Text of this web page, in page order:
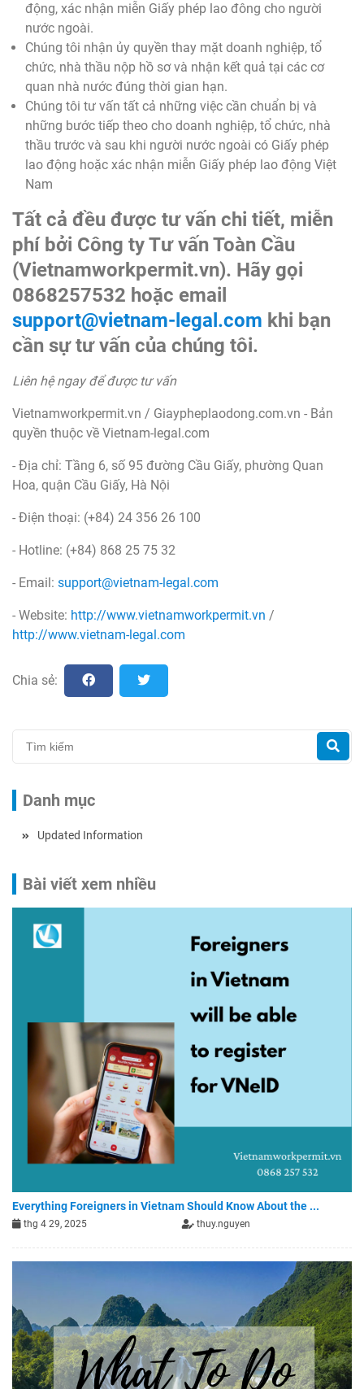
động, xác nhận miễn Giấy phép lao đông cho người
nước ngoài.
Chúng tôi nhận ủy quyền thay mặt doanh nghiệp, tổ
chức, nhà thầu nộp hồ sơ và nhận kết quả tại các cơ
quan nhà nước đúng thời gian hạn.
Chúng tôi tư vấn tất cả những việc cần chuẩn bị và
những bước tiếp theo cho doanh nghiệp, tổ chức, nhà
thầu trước và sau khi người nước ngoài có Giấy phép
lao động hoặc xác nhận miễn Giấy phép lao động Việt
Nam
Tất cả đều được tư vấn chi tiết, miễn
phí bởi Công ty Tư vấn Toàn Cầu
(Vietnamworkpermit.vn). Hãy gọi
0868257532 hoặc email
support@vietnam-legal.com khi bạn
cần sự tư vấn của chúng tôi.
Liên hệ ngay để được tư vấn
Vietnamworkpermit.vn / Giaypheplaodong.com.vn - Bản
quyền thuộc về Vietnam-legal.com
- Địa chỉ: Tầng 6, số 95 đường Cầu Giấy, phường Quan
Hoa, quận Cầu Giấy, Hà Nội
- Điện thoại: (+84) 24 356 26 100
- Hotline: (+84) 868 25 75 32
- Email: support@vietnam-legal.com
- Website: http://www.vietnamworkpermit.vn /
http://www.vietnam-legal.com
Chia sẻ:
Danh mục
Updated Information
Bài viết xem nhiều
Everything Foreigners in Vietnam Should Know About the ...
thg 4 29, 2025 thuy.nguyen